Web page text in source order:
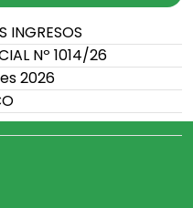
INGRESOS
Nº 1014/26
2026